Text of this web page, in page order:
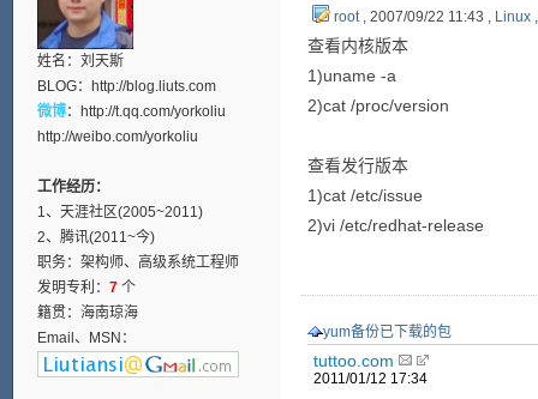
root, 2007/09/22 11:43 , Linux
查看内核版本
1)uname -a
2)cat /proc/version
查看发行版本
1)cat /etc/issue
2)vi /etc/redhat-release
yum备份已下载的包
tuttoo.com
2011/01/12 17:34
姓名：刘天斯
BLOG： http://blog.liuts.com
微博： http://t.qq.com/yorkoliu
http://weibo.com/yorkoliu
工作经历：
1、天涯社区(2005~2011)
2、腾讯(2011~今)
职务：架构师、高级系统工程师
发明专利： 7个
籍贯：海南琼海
Email、MSN：